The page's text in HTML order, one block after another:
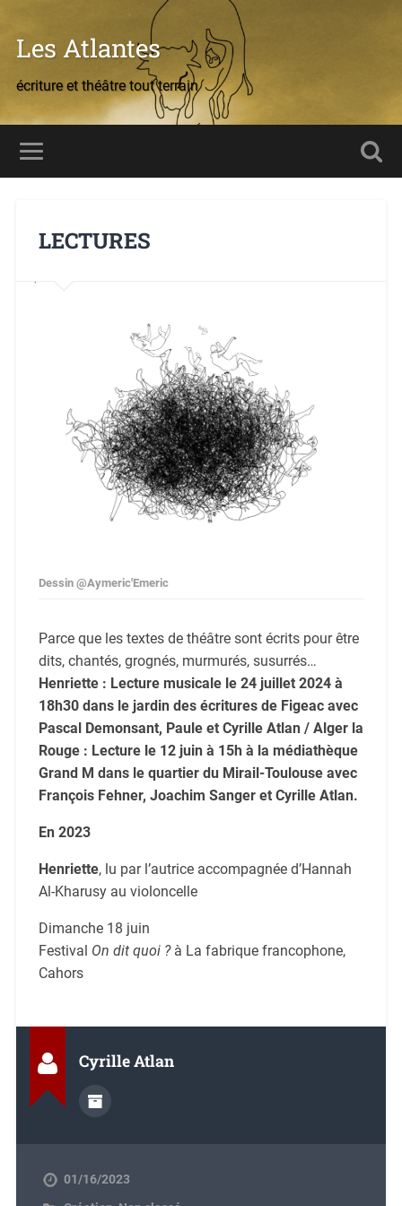
Les Atlantes
écriture et théâtre tout terrain
LECTURES
Dessin @Aymeric'Emeric
Parce que les textes de théâtre sont écrits pour être
dits, chantés, grognés, murmurés, susurrés…
Henriette : Lecture musicale le 24 juillet 2024 à
18h30 dans le jardin des écritures de Figeac avec
Pascal Demonsant, Paule et Cyrille Atlan / Alger la
Rouge : Lecture le 12 juin à 15h à la médiathèque
Grand M dans le quartier du Mirail-Toulouse avec
François Fehner, Joachim Sanger et Cyrille Atlan.
En 2023
Henriette, lu par l’autrice accompagnée d’Hannah
Al-Kharusy au violoncelle
Dimanche 18 juin
Festival On dit quoi ?à La fabrique francophone,
Cahors
Cyrille Atlan
01/16/2023